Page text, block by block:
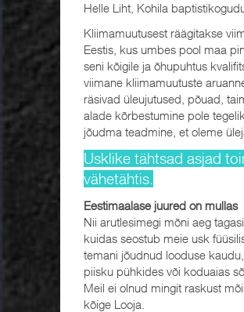
Helle Liht, Kohila
Kliimamuutusest räägitakse
Eestis, kus umbes pool maa
seni kõigile ja õhupuhtus
viimane kliimamuutuste
räsivad üleujutused, põuad,
alade kõrbestumine pole
jõudma teadmine, et oleme
Usklike tähtsad asjad
vähetähtis.
Eestimaalase juured on mullas
Nii arutlesimegi mõni aeg
kuidas seostub meie usk
temani jõudnud looduse
piisku pühkides või koduaias
Meil ei olnud mingit raskust
kõige Looja.